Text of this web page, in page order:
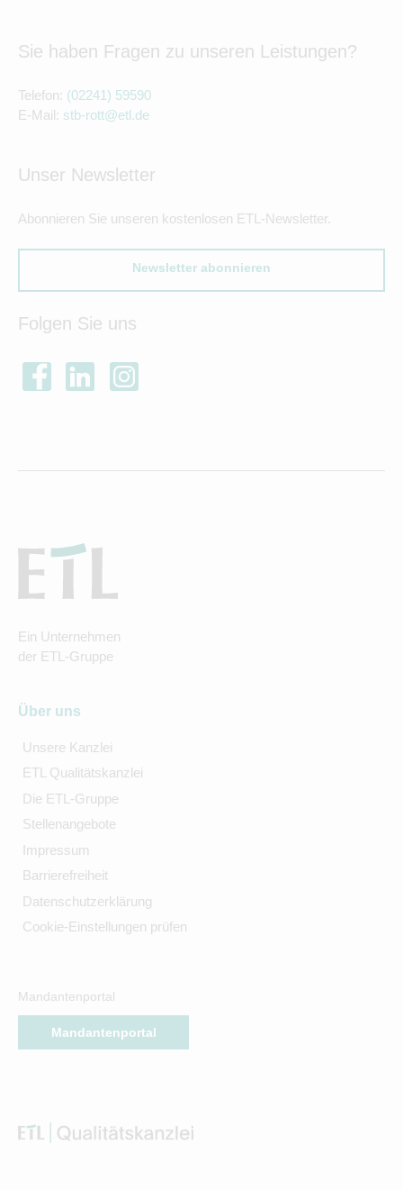
Sie haben Fragen zu unseren Leistungen?
Telefon: (02241) 59590
E-Mail: stb-rott@etl.de
Unser Newsletter
Abonnieren Sie unseren kostenlosen ETL-Newsletter.
Newsletter abonnieren
Folgen Sie uns
Ein Unternehmen
der ETL-Gruppe
Über uns
Unsere Kanzlei
ETL Qualitätskanzlei
Die ETL-Gruppe
Stellenangebote
Impressum
Barrierefreiheit
Datenschutzerklärung
Cookie-Einstellungen prüfen
Mandantenportal
Mandantenportal